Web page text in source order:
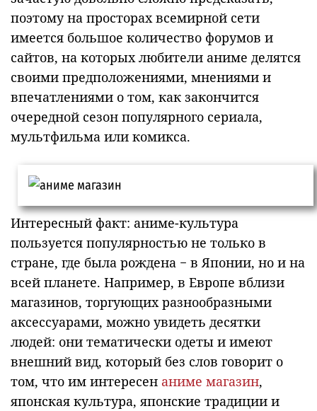
поэтому на просторах всемирной сети
имеется большое количество форумов и
сайтов, на которых любители аниме делятся
своими предположениями, мнениями и
впечатлениями о том, как закончится
очередной сезон популярного сериала,
мультфильма или комикса.
Интересный факт: аниме-культура
пользуется популярностью не только в
стране, где была рождена − в Японии, но и на
всей планете. Например, в Европе вблизи
магазинов, торгующих разнообразными
аксессуарами, можно увидеть десятки
людей: они тематически одеты и имеют
внешний вид, который без слов говорит о
том, что им интересен аниме магазин,
японская культура, японские традиции и